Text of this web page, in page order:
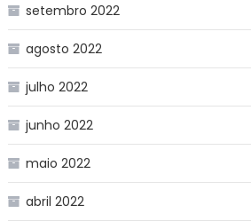
setembro 2022
agosto 2022
julho 2022
junho 2022
maio 2022
abril 2022